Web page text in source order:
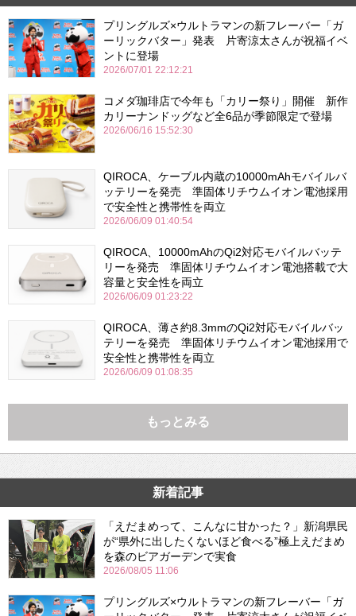
プリングルズ×ウルトラマンの新フレーバー「ガ
ーリックバター」発表 片寄涼太さんが祝福イベ
ントに登場
2026/07/01 22:12:21
コメダ珈琲店で今年も「カリー祭り」開催 新作
カリーナンドッグなど全6品が季節限定で登場
2026/06/16 15:52:30
QIROCA、ケーブル内蔵の10000mAhモバイルバ
ッテリーを発売 準固体リチウムイオン電池採用
で安全性と携帯性を両立
2026/06/09 01:40:54
QIROCA、10000mAhのQi2対応モバイルバッテ
リーを発売 準固体リチウムイオン電池搭載で大
容量と安全性を両立
2026/06/09 01:23:22
QIROCA、薄さ約8.3mmのQi2対応モバイルバッ
テリーを発売 準固体リチウムイオン電池採用で
安全性と携帯性を両立
2026/06/09 01:08:35
もっとみる
新着記事
「えだまめって、こんなに甘かった？」新潟県民
が“県外に出したくないほど食べる”極上えだまめ
を森のビアガーデンで実食
2026/08/05 11:06
プリングルズ×ウルトラマンの新フレーバー「ガ